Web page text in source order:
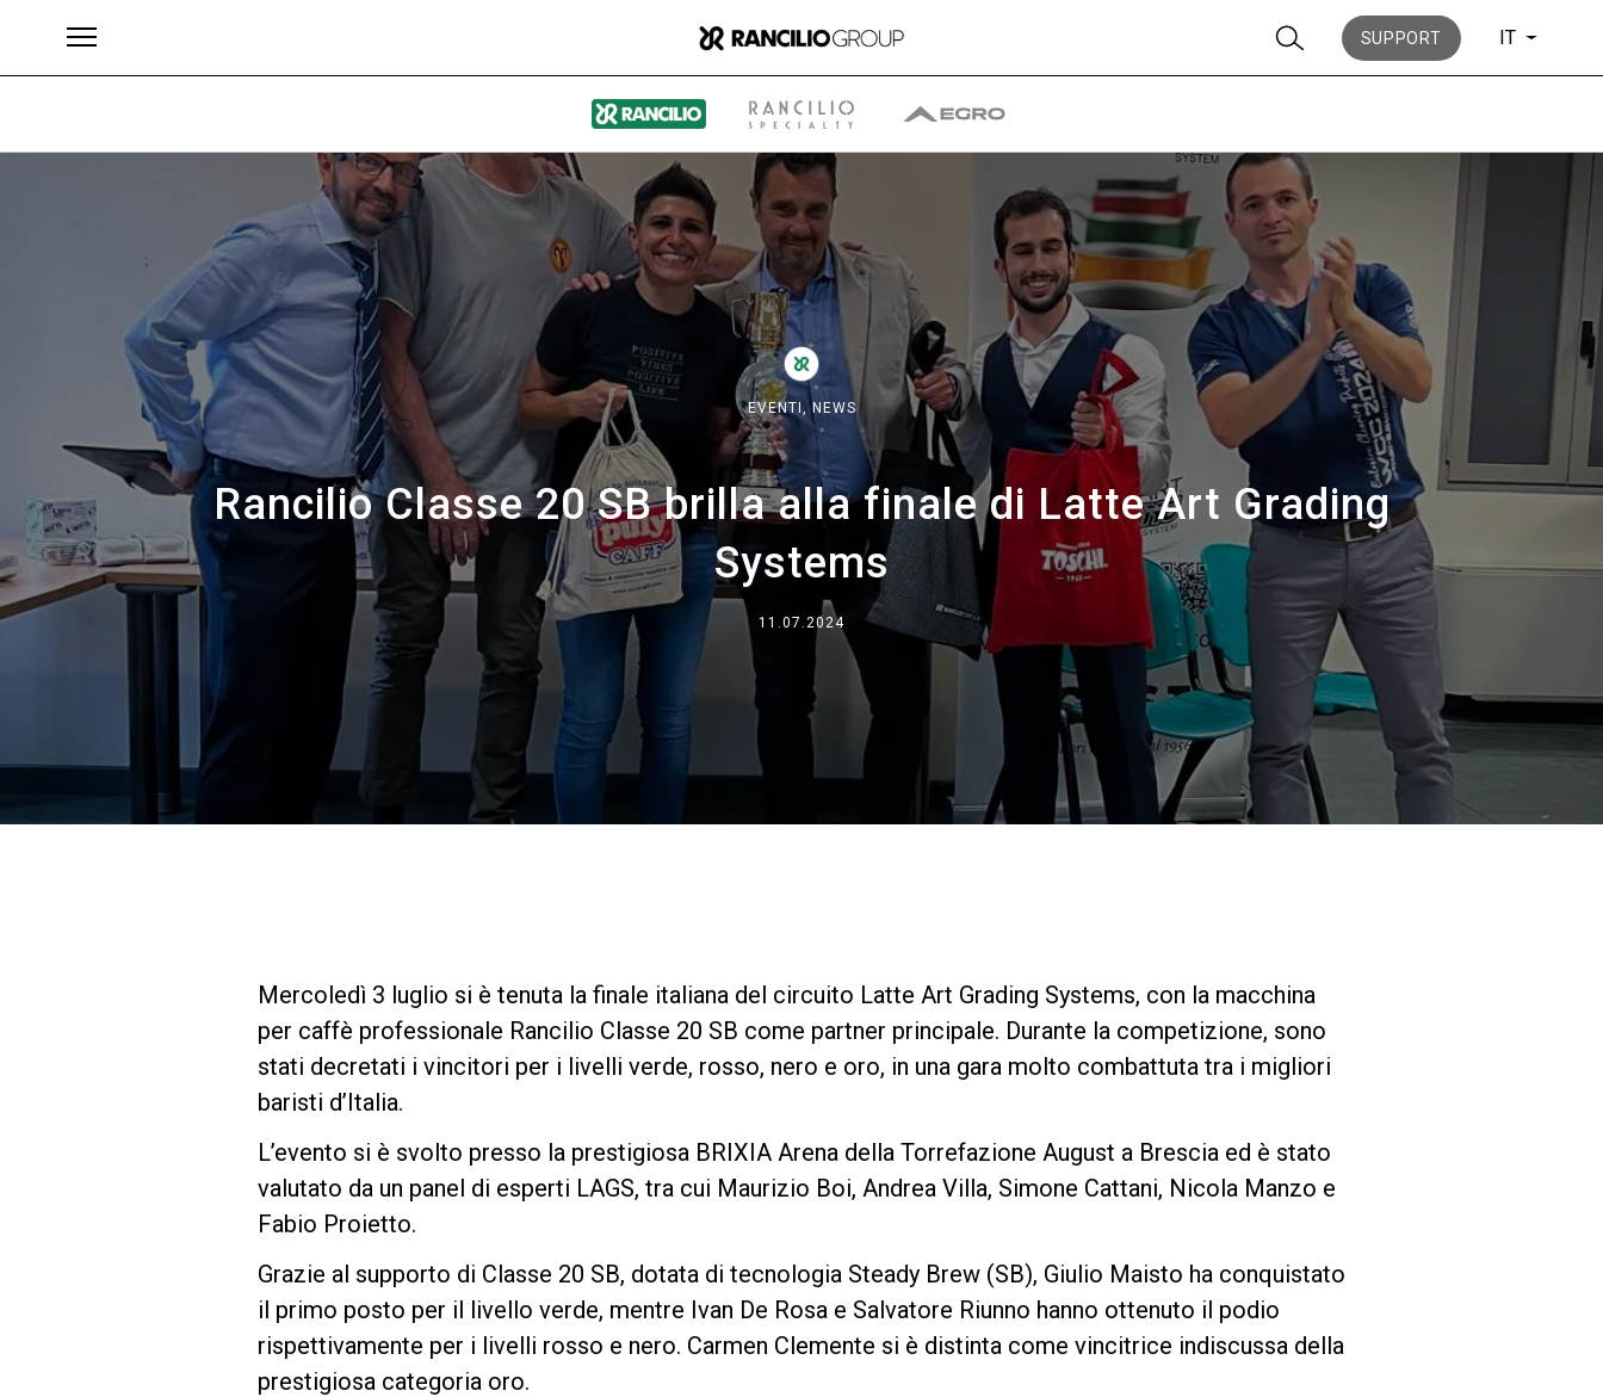
SUPPORT IT
EVENTI,NEWS
Rancilio Classe 20 SB brilla alla finale di Latte Art Grading
Systems
11.07.2024
Mercoledì 3 luglio si è tenuta la finale italiana del circuito Latte Art Grading Systems, con la macchina
per caffè professionale Rancilio Classe 20 SB come partner principale. Durante la competizione, sono
stati decretati i vincitori per i livelli verde, rosso, nero e oro, in una gara molto combattuta tra i migliori
baristi d’Italia.
L’evento si è svolto presso la prestigiosa BRIXIA Arena della Torrefazione August a Brescia ed è stato
valutato da un panel di esperti LAGS, tra cui Maurizio Boi, Andrea Villa, Simone Cattani, Nicola Manzo e
Fabio Proietto.
Grazie al supporto di Classe 20 SB, dotata di tecnologia Steady Brew (SB), Giulio Maisto ha conquistato
il primo posto per il livello verde, mentre Ivan De Rosa e Salvatore Riunno hanno ottenuto il podio
rispettivamente per i livelli rosso e nero. Carmen Clemente si è distinta come vincitrice indiscussa della
prestigiosa categoria oro.
Brand Il gruppo
Chi siamo
Cosa Facciamo
Dove siamo
Lavora con noi
News
La nostra storia
I nostri Lab
Sostenibilità
Connect
Privacy Policy